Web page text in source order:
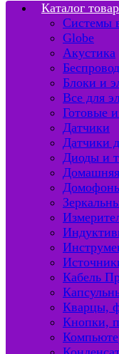
Каталог
Системы
Globe
Акустика
Блоки и
Все для
Готовые
Датчики
Датчики
Диоды и
Домашняя
Кабель
Кварцы,
Кнопки,